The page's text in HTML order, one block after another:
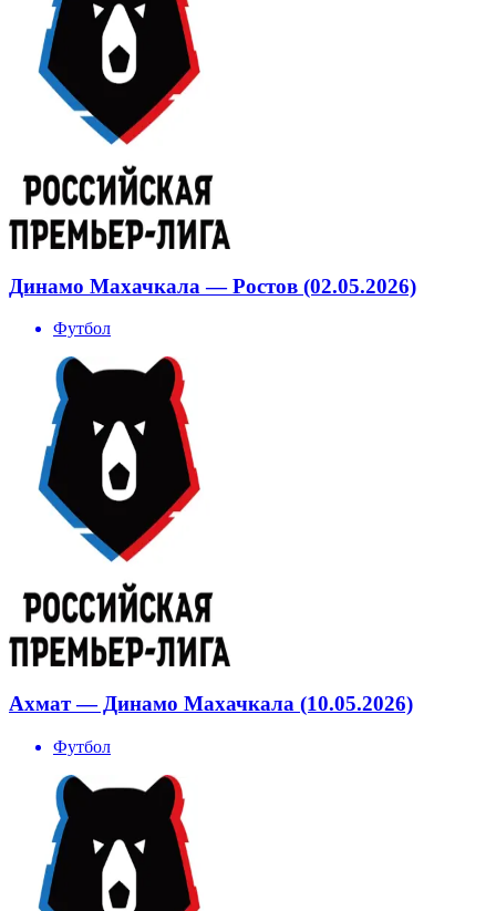
Динамо Махачкала — Ростов (02.05.2026)
Футбол
Ахмат — Динамо Махачкала (10.05.2026)
Футбол